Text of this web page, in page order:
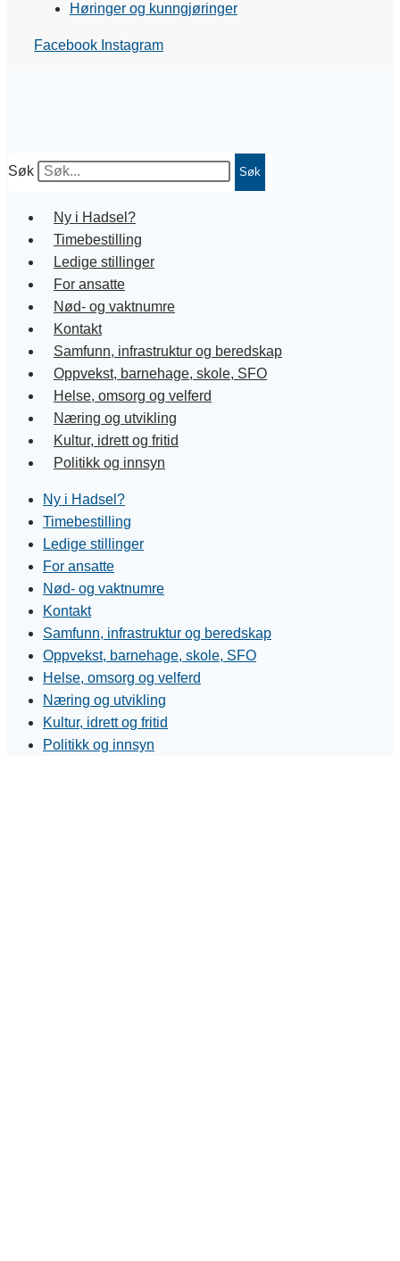
Høringer og kunngjøringer
Facebook Instagram
Søk Søk
Ny i Hadsel?
Timebestilling
Ledige stillinger
For ansatte
Nød- og vaktnumre
Kontakt
Samfunn, infrastruktur og beredskap
Oppvekst, barnehage, skole, SFO
Helse, omsorg og velferd
Næring og utvikling
Kultur, idrett og fritid
Politikk og innsyn
Ny i Hadsel?
Timebestilling
Ledige stillinger
For ansatte
Nød- og vaktnumre
Kontakt
Samfunn, infrastruktur og beredskap
Oppvekst, barnehage, skole, SFO
Helse, omsorg og velferd
Næring og utvikling
Kultur, idrett og fritid
Politikk og innsyn